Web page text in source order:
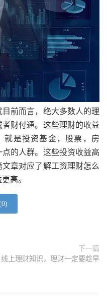
前而言，绝大多数人的理
财付通。这些理财的收益
就是投资基金，股票，房
的人群。这些投资收益高
章对应了解工资理财怎么
高。
0)
下一篇
线上理财知识，理财一定要趁早